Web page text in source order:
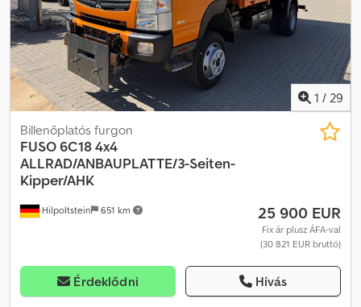
méretei: Hosszúság: 4,38 méter Szélesség: 2,09 méter Magasság:
40 cm
1 / 29
Hilpoltstein 651 km
Billenőplatós furgon
FUSO 6C18 4x4
ALLRAD/ANBAUPLATTE/3-Seiten-
Kipper/AHK
25 900 EUR
Fix ár plusz ÁFA-val
(30 821 EUR bruttó)
Érdeklődni Hívás